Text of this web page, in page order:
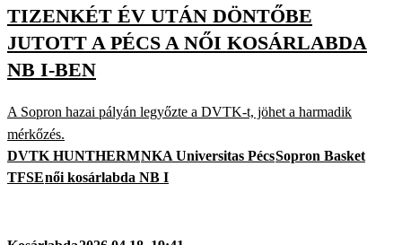
TIZENKÉT ÉV UTÁN DÖNTŐBE
JUTOTT A PÉCS A NŐI KOSÁRLABDA
NB I-BEN
A Sopron hazai pályán legyőzte a DVTK-t, jöhet a harmadik
mérkőzés.
DVTK HUNTHERMNKA Universitas PécsSopron Basket
TFSEnői kosárlabda NB I